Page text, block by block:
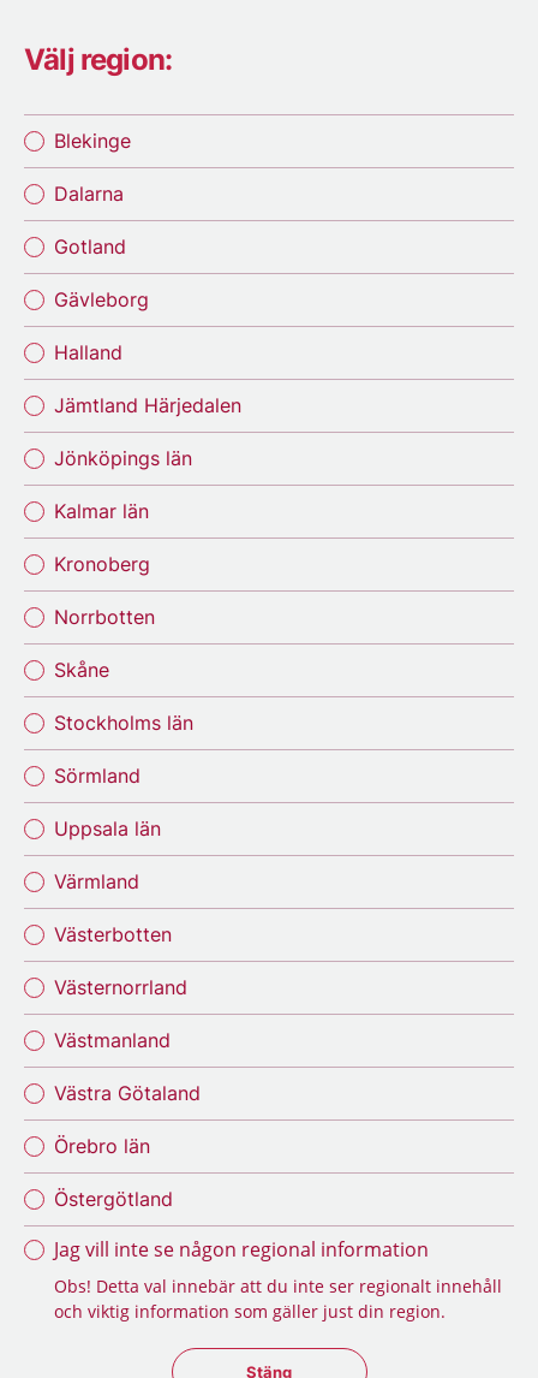
Välj region:
Blekinge
Dalarna
Gotland
Gävleborg
Halland
Jämtland Härjedalen
Jönköpings län
Kalmar län
Kronoberg
Norrbotten
Skåne
Stockholms län
Sörmland
Uppsala län
Värmland
Västerbotten
Västernorrland
Västmanland
Västra Götaland
Örebro län
Östergötland
Jag vill inte se någon regional information
Obs! Detta val innebär att du inte ser regionalt innehåll
och viktig information som gäller just din region.
Stäng regionsväljaren
Stäng